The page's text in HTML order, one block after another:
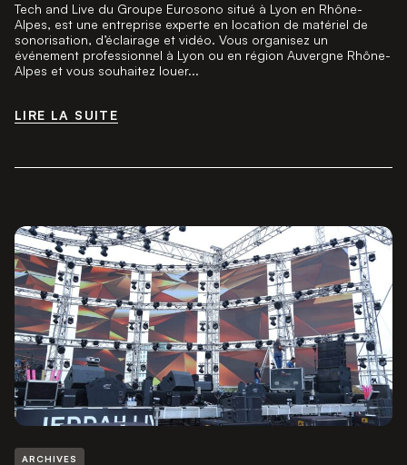
Tech and Live du Groupe Eurosono situé à Lyon en Rhône-
Alpes, est une entreprise experte en location de matériel de
sonorisation, d’éclairage et vidéo. Vous organisez un
événement professionnel à Lyon ou en région Auvergne Rhône-
Alpes et vous souhaitez louer...
LIRE LA SUITE
ARCHIVES